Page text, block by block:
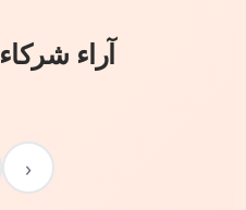
آراء
‹